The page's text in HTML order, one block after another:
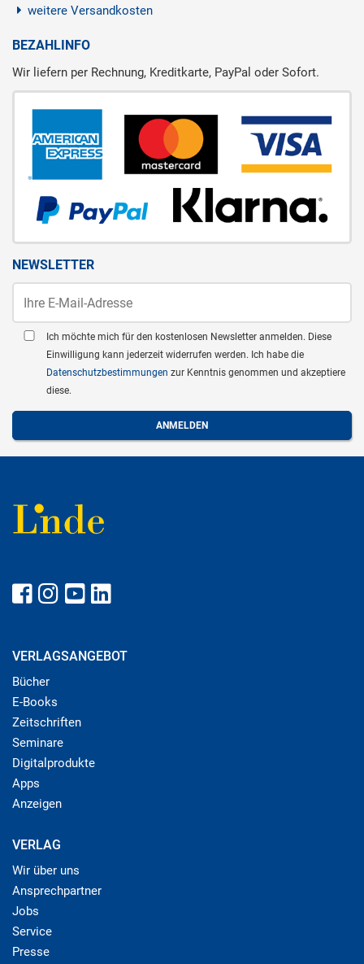
weitere Versandkosten
BEZAHLINFO
Wir liefern per Rechnung, Kreditkarte, PayPal oder Sofort.
NEWSLETTER
Ich möchte mich für den kostenlosen Newsletter anmelden. Diese
Einwilligung kann jederzeit widerrufen werden. Ich habe die
Datenschutzbestimmungen zur Kenntnis genommen und akzeptiere
diese.
VERLAGSANGEBOT
Bücher
E-Books
Zeitschriften
Seminare
Digitalprodukte
Apps
Anzeigen
VERLAG
Wir über uns
Ansprechpartner
Jobs
Service
Presse